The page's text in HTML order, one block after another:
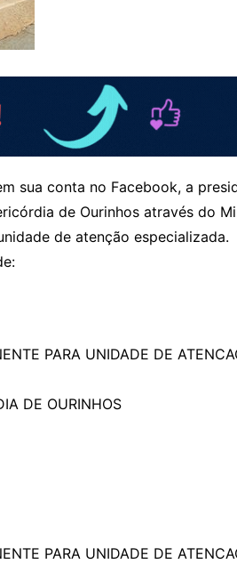
sua conta no Facebook, a
de Ourinhos através do
de atenção especializada.
PARA UNIDADE DE
DE OURINHOS
PARA UNIDADE DE